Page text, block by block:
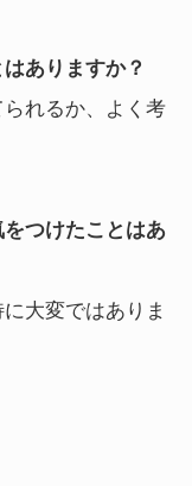
ありますか？
れるか、よく考
つけたことはあ
大変ではありま